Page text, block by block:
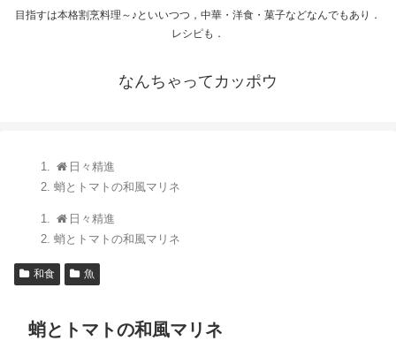
目指すは本格割烹料理～♪といいつつ，中華・洋食・菓子などなんでもあり．
レシピも．
なんちゃってカッポウ
日々精進
蛸とトマトの和風マリネ
日々精進
蛸とトマトの和風マリネ
和食 魚
蛸とトマトの和風マリネ